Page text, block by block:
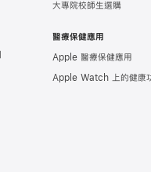
大專院校師生選購
醫療保健應用
Apple 醫療保健應用
Apple Watch 上的健康